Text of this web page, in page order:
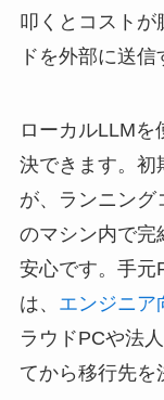
叩くとコスト
ドを外部に送
ローカルLLM
決できます。初
が、ランニング
のマシン内で完
安心です。手元
は、 エンジニア
ラウドPCや法
てから移行先を